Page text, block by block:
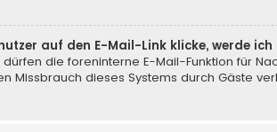
auf den E-Mail-Link klicke, werde
die foreninterne E-Mail-Funktion für
Missbrauch dieses Systems durch Gäste